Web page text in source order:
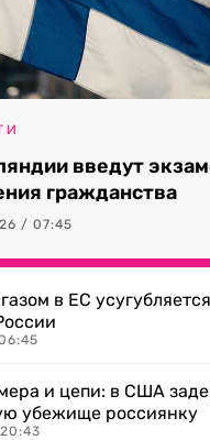
введут
гражданства
/ 07:45
в ЕС
и цепи: в США
убежище россиянку